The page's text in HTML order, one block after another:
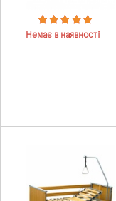
Немає в наявності